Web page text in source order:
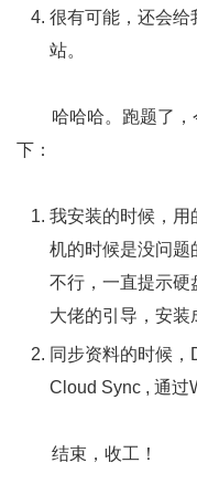
很有可能，还会给
站。
哈哈哈。跑题了
下：
我安装的时候，用
机的时候是没问题
不行，一直提示硬
大佬的引导，安装
同步资料的时候
Cloud Sync , 通过
结束，收工！